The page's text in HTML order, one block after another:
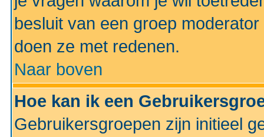
besluit van een groep
doen ze met redenen.
Naar boven
Hoe kan ik een
Gebruikersgroepen zijn initieel